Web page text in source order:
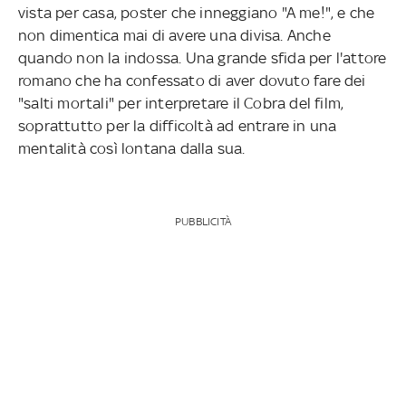
vista per casa, poster che inneggiano "A me!", e che
non dimentica mai di avere una divisa. Anche
quando non la indossa. Una grande sfida per l'attore
romano che ha confessato di aver dovuto fare dei
"salti mortali" per interpretare il Cobra del film,
soprattutto per la difficoltà ad entrare in una
mentalità così lontana dalla sua.
PUBBLICITÀ